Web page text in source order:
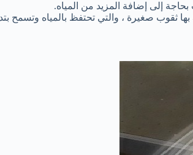
إلى إضافة المزيد من المياه.
ثقوب صغيرة ، والتي تحتفظ بالمياه وتسمح